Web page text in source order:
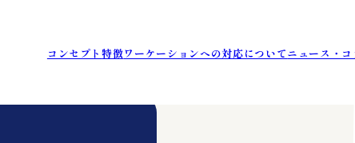
コンセプト特徴ワーケーションへの対応についてニュース・